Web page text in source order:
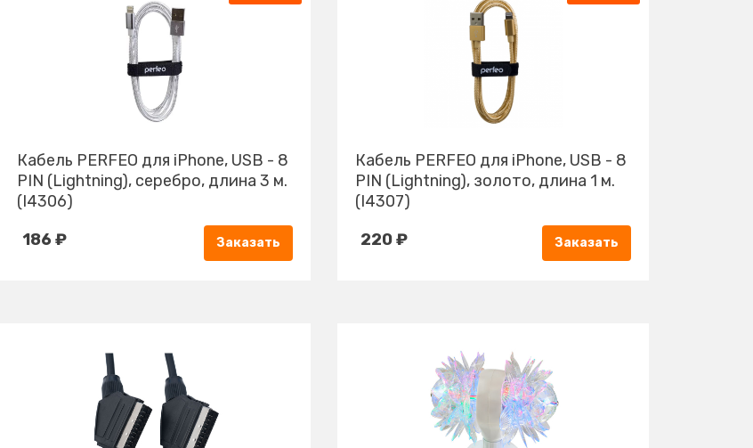
Кабель PERFEO для iPhone, USB - 8
PIN (Lightning), серебро, длина 3 м.
(I4306)
186 ₽ Заказать
Кабель PERFEO для iPhone, USB - 8
PIN (Lightning), золото, длина 1 м.
(I4307)
220 ₽ Заказать